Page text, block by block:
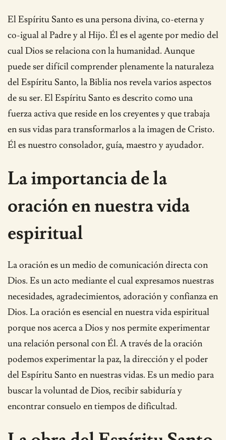
El Espíritu Santo es una persona divina, co-eterna y
co-igual al Padre y al Hijo. Él es el agente por medio del
cual Dios se relaciona con la humanidad. Aunque
puede ser difícil comprender plenamente la naturaleza
del Espíritu Santo, la Biblia nos revela varios aspectos
de su ser. El Espíritu Santo es descrito como una
fuerza activa que reside en los creyentes y que trabaja
en sus vidas para transformarlos a la imagen de Cristo.
Él es nuestro consolador, guía, maestro y ayudador.
La importancia de la
oración en nuestra vida
espiritual
La oración es un medio de comunicación directa con
Dios. Es un acto mediante el cual expresamos nuestras
necesidades, agradecimientos, adoración y confianza en
Dios. La oración es esencial en nuestra vida espiritual
porque nos acerca a Dios y nos permite experimentar
una relación personal con Él. A través de la oración
podemos experimentar la paz, la dirección y el poder
del Espíritu Santo en nuestras vidas. Es un medio para
buscar la voluntad de Dios, recibir sabiduría y
encontrar consuelo en tiempos de dificultad.